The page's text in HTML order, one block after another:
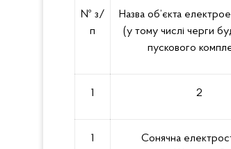
№ з/
п
Назва об’єкта
(у тому числі черги
пускового
1 2
1
Сонячна